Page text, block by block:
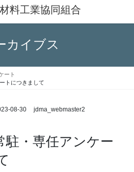
料工業協同組合
カイブス
ート
トにつきまして
08-30 jdma_webmaster2
駐・専任アンケー